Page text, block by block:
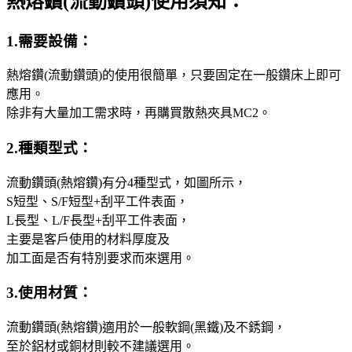
1.需要設備：
熱熔鑽(流動鑽頭)的使用很簡單，只要固定在一般鑽床上即可
應用。
除非有大量加工需求時，再購買散熱夾具MC2。
2.種類型式：
流動鑽頭(熱熔鑽)有分4種型式，如圖所示，
S短型、S/F短型+刮平工件表面，
L長型、L/F長型+刮平工件表面，
主要是客戶使用的材料厚度及
加工面是否有特別要求而來選用。
3.使用材質：
流動鑽頭(熱熔鑽)適用於一般軟鋼(黑鐵)及不銹鋼，
至於鋁材或銅材則較不建議選用。